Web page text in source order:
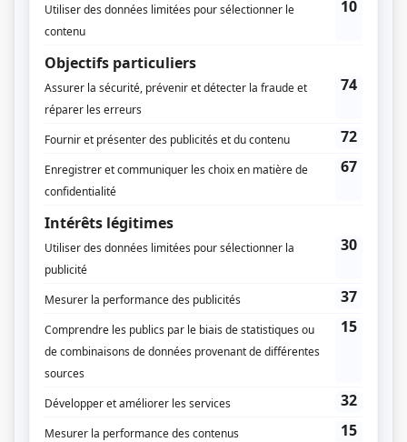
symboles religieux laissés sur les corps de victimes de meurtres
sordides. L’intelligence i...
Consulter
La collecte
criminelle de son mentor, «Santa», lorsqu’il apprend que sa blonde Julie
est enceinte. Il est alors aspiré dans une spirale dangereuse aux
son bébé et sa volonté...
Consulter
Dernière seconde
Véronique Valiquette, sergente et technicienne en explosifs de la police
Matriochka, puis pe...